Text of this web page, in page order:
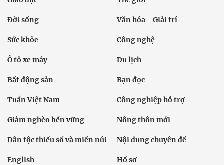
Đời sống Văn hóa - Giải trí
Sức khỏe Công nghệ
Ô tô xe máy Du lịch
Bất động sản Bạn đọc
Tuần Việt Nam Công nghiệp hỗ trợ
Giảm nghèo bền vững Nông thôn mới
Dân tộc thiểu số và miền núi Nội dung chuyên đề
English Hồ sơ